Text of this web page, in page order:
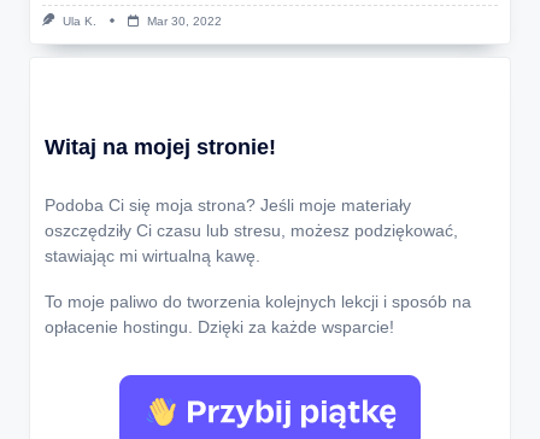
Ula K. Mar 30, 2022
Witaj na mojej stronie!
Podoba Ci się moja strona? Jeśli moje materiały
oszczędziły Ci czasu lub stresu, możesz podziękować,
stawiając mi wirtualną kawę.
To moje paliwo do tworzenia kolejnych lekcji i sposób na
opłacenie hostingu. Dzięki za każde wsparcie!